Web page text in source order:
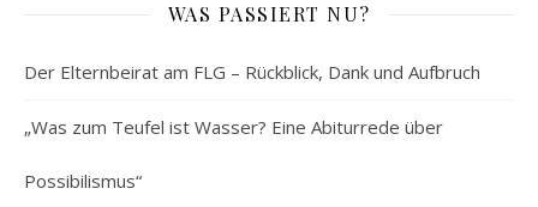
WAS PASSIERT NU?
Der Elternbeirat am FLG – Rückblick, Dank und Aufbruch
„Was zum Teufel ist Wasser? Eine Abiturrede über
Possibilismus“